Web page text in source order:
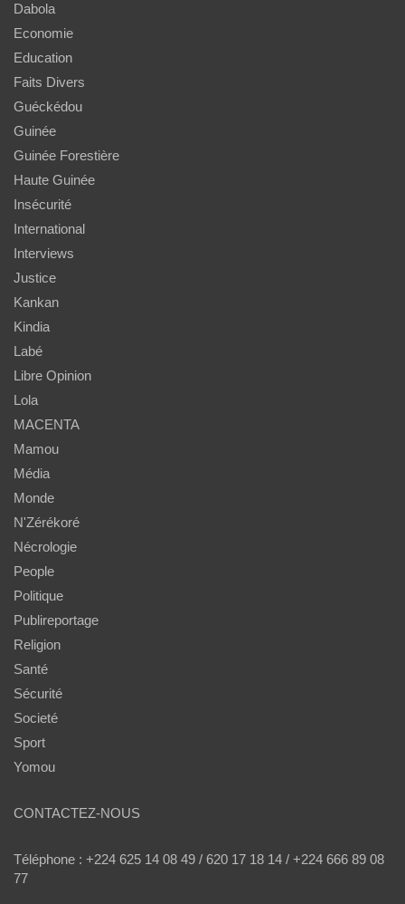
Dabola
Economie
Education
Faits Divers
Guéckédou
Guinée
Guinée Forestière
Haute Guinée
Insécurité
International
Interviews
Justice
Kankan
Kindia
Labé
Libre Opinion
Lola
MACENTA
Mamou
Média
Monde
N'Zérékoré
Nécrologie
People
Politique
Publireportage
Religion
Santé
Sécurité
Societé
Sport
Yomou
CONTACTEZ-NOUS
Téléphone : +224 625 14 08 49 / 620 17 18 14 / +224 666 89 08
77